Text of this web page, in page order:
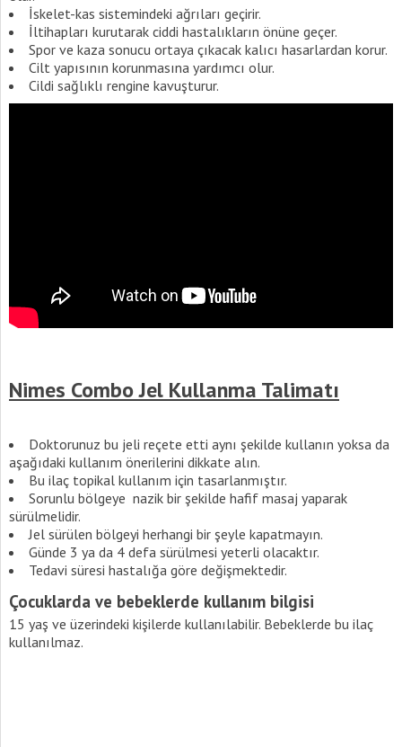
İskelet-kas sistemindeki ağrıları geçirir.
İltihapları kurutarak ciddi hastalıkların önüne geçer.
Spor ve kaza sonucu ortaya çıkacak kalıcı hasarlardan korur.
Cilt yapısının korunmasına yardımcı olur.
Cildi sağlıklı rengine kavuşturur.
Nimes Combo Jel Kullanma Talimatı
Doktorunuz bu jeli reçete etti aynı şekilde kullanın yoksa da
aşağıdaki kullanım önerilerini dikkate alın.
Bu ilaç topikal kullanım için tasarlanmıştır.
Sorunlu bölgeye nazik bir şekilde hafif masaj yaparak
sürülmelidir.
Jel sürülen bölgeyi herhangi bir şeyle kapatmayın.
Günde 3 ya da 4 defa sürülmesi yeterli olacaktır.
Tedavi süresi hastalığa göre değişmektedir.
Çocuklarda ve bebeklerde kullanım bilgisi
15 yaş ve üzerindeki kişilerde kullanılabilir. Bebeklerde bu ilaç
kullanılmaz.